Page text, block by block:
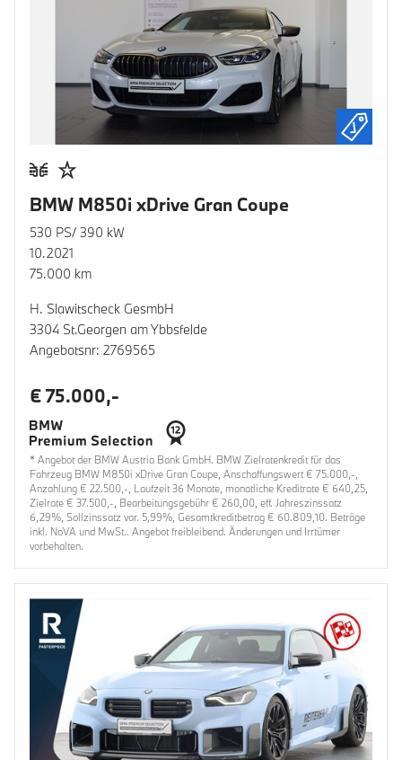
BMW M850i xDrive Gran Coupe
530 PS/ 390 kW
10.2021
75.000 km
H. Slawitscheck GesmbH
3304 St.Georgen am Ybbsfelde
Angebotsnr: 2769565
€ 75.000,-
* Angebot der BMW Austria Bank GmbH. BMW Zielratenkredit für das
Fahrzeug BMW M850i xDrive Gran Coupe, Anschaffungswert € 75.000,-,
Anzahlung € 22.500,-, Laufzeit 36 Monate, monatliche Kreditrate € 640,25,
Zielrate € 37.500,-, Bearbeitungsgebühr € 260,00, eff. Jahreszinssatz
6,29%, Sollzinssatz var. 5,99%, Gesamtkreditbetrag € 60.809,10. Beträge
inkl. NoVA und MwSt.. Angebot freibleibend. Änderungen und Irrtümer
vorbehalten.